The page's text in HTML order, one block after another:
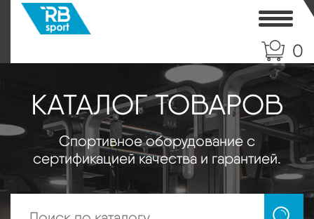
0
КАТАЛОГ ТОВАРОВ
Спортивное оборудование с
сертификацией качества и гарантией.